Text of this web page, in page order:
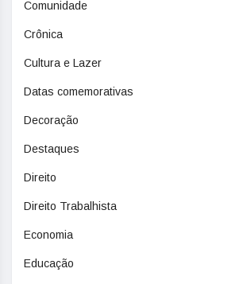
Comunidade
Crônica
Cultura e Lazer
Datas comemorativas
Decoração
Destaques
Direito
Direito Trabalhista
Economia
Educação